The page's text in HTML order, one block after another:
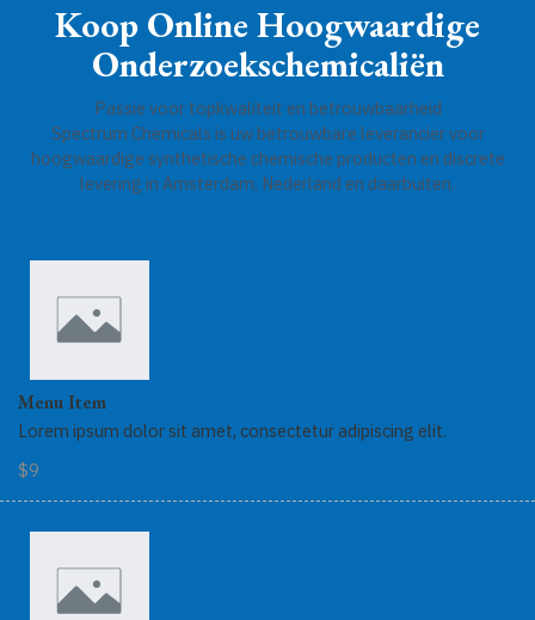
Koop Online Hoogwaardige
Onderzoekschemicaliën
Passie voor topkwaliteit en betrouwbaarheid
Spectrum Chemicals is uw betrouwbare leverancier voor
hoogwaardige synthetische chemische producten en discrete
levering in Amsterdam, Nederland en daarbuiten.
Menu Item
Lorem ipsum dolor sit amet, consectetur adipiscing elit.
$9